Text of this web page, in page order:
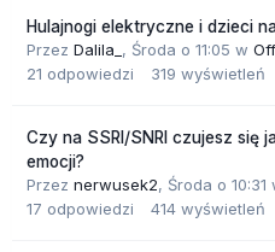
Hulajnogi elektryczne i dzieci
Przez Dalila_ , Środa o 11:05 w
21 odpowiedzi 319 wyświetleń
Czy na SSRI/SNRI czujesz się
emocji?
Przez nerwusek2, Środa o 10:31
17 odpowiedzi 414 wyświetleń